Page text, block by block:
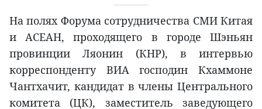
На полях Форума сотрудничества СМИ Китая
и АСЕАН, проходящего в городе Шэньян
провинции Ляонин (КНР), в интервью
корреспонденту ВИА господин Кхаммоне
Чантхачит, кандидат в члены Центрального
комитета (ЦК), заместитель заведующего